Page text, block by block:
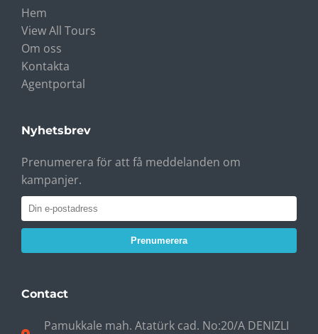
Hem
View All Tours
Om oss
Kontakta
Agentportal
Nyhetsbrev
Prenumerera för att få meddelanden om
kampanjer.
Prenumerera
Contact
Pamukkale mah. Atatürk cad. No:20/A DENIZLI